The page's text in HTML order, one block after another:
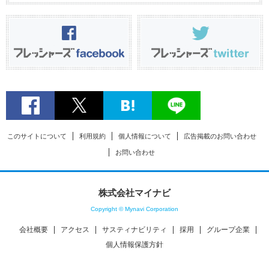
このサイトについて 利用規約 個人情報について 広告掲載のお問い合わせ
お問い合わせ
株式会社マイナビ
Copyright © Mynavi Corporation
会社概要 アクセス サスティナビリティ 採用
グループ企業
個人情報保護方針